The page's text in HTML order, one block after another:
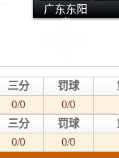
广东东阳
光
三分 罚球
0/0
0/0
三分 罚球
0/0 0/0